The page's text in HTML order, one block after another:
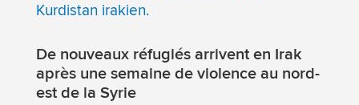
De nouveaux réfugiés arrivent en Irak
après une semaine de violence au nord-
est de la Syrie